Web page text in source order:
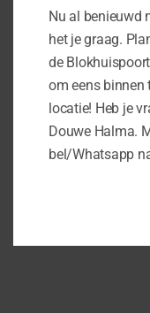
Nu al benieuwd
het je graag.
de
om eens binnen
locatie! Heb je
Douwe Halma.
bel/Whatsapp